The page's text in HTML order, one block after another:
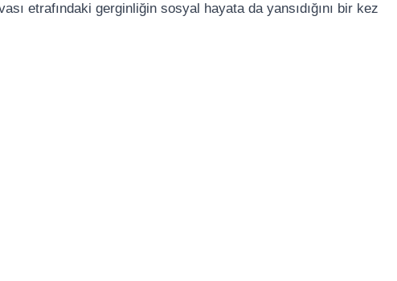
etrafındaki gerginliğin sosyal hayata da yansıdığını bir kez